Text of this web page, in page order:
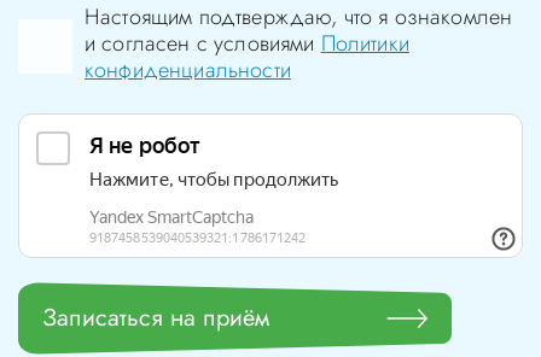
Настоящим подтверждаю, что я ознакомлен
и согласен с условиямиПолитики
конфиденциальности
Записаться на приём